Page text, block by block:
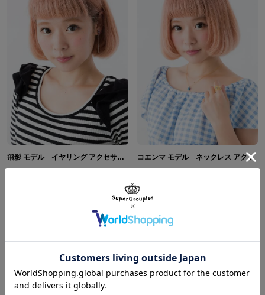
飛影 モデル イヤリング アクセサリー 幽☆遊☆白書 コエンマ モデル ネックレス アクセサリー 幽☆遊☆白書